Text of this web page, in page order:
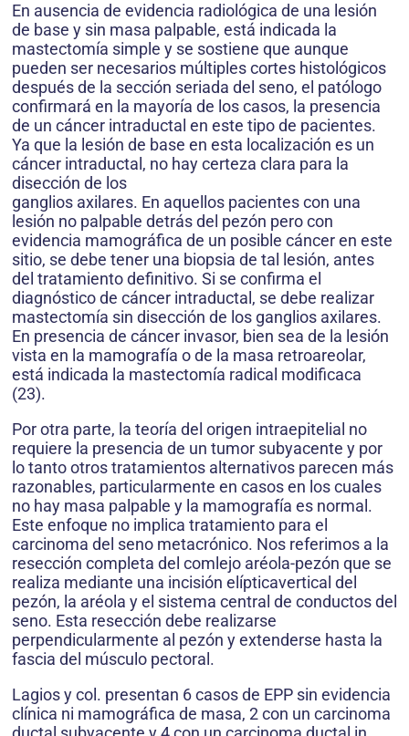
En ausencia de evidencia radiológica de una lesión
de base y sin masa palpable, está indicada la
mastectomía simple y se sostiene que aunque
pueden ser necesarios múltiples cortes histológicos
después de la sección seriada del seno, el patólogo
confirmará en la mayoría de los casos, la presencia
de un cáncer intraductal en este tipo de pacientes.
Ya que la lesión de base en esta localización es un
cáncer intraductal, no hay certeza clara para la
disección de los
ganglios axilares. En aquellos pacientes con una
lesión no palpable detrás del pezón pero con
evidencia mamográfica de un posible cáncer en este
sitio, se debe tener una biopsia de tal lesión, antes
del tratamiento definitivo. Si se confirma el
diagnóstico de cáncer intraductal, se debe realizar
mastectomía sin disección de los ganglios axilares.
En presencia de cáncer invasor, bien sea de la lesión
vista en la mamografía o de la masa retroareolar,
está indicada la mastectomía radical modificaca
(23).
Por otra parte, la teoría del origen intraepitelial no
requiere la presencia de un tumor subyacente y por
lo tanto otros tratamientos alternativos parecen más
razonables, particularmente en casos en los cuales
no hay masa palpable y la mamografía es normal.
Este enfoque no implica tratamiento para el
carcinoma del seno metacrónico. Nos referimos a la
resección completa del comlejo aréola-pezón que se
realiza mediante una incisión elípticavertical del
pezón, la aréola y el sistema central de conductos del
seno. Esta resección debe realizarse
perpendicularmente al pezón y extenderse hasta la
fascia del músculo pectoral.
Lagios y col. presentan 6 casos de EPP sin evidencia
clínica ni mamográfica de masa, 2 con un carcinoma